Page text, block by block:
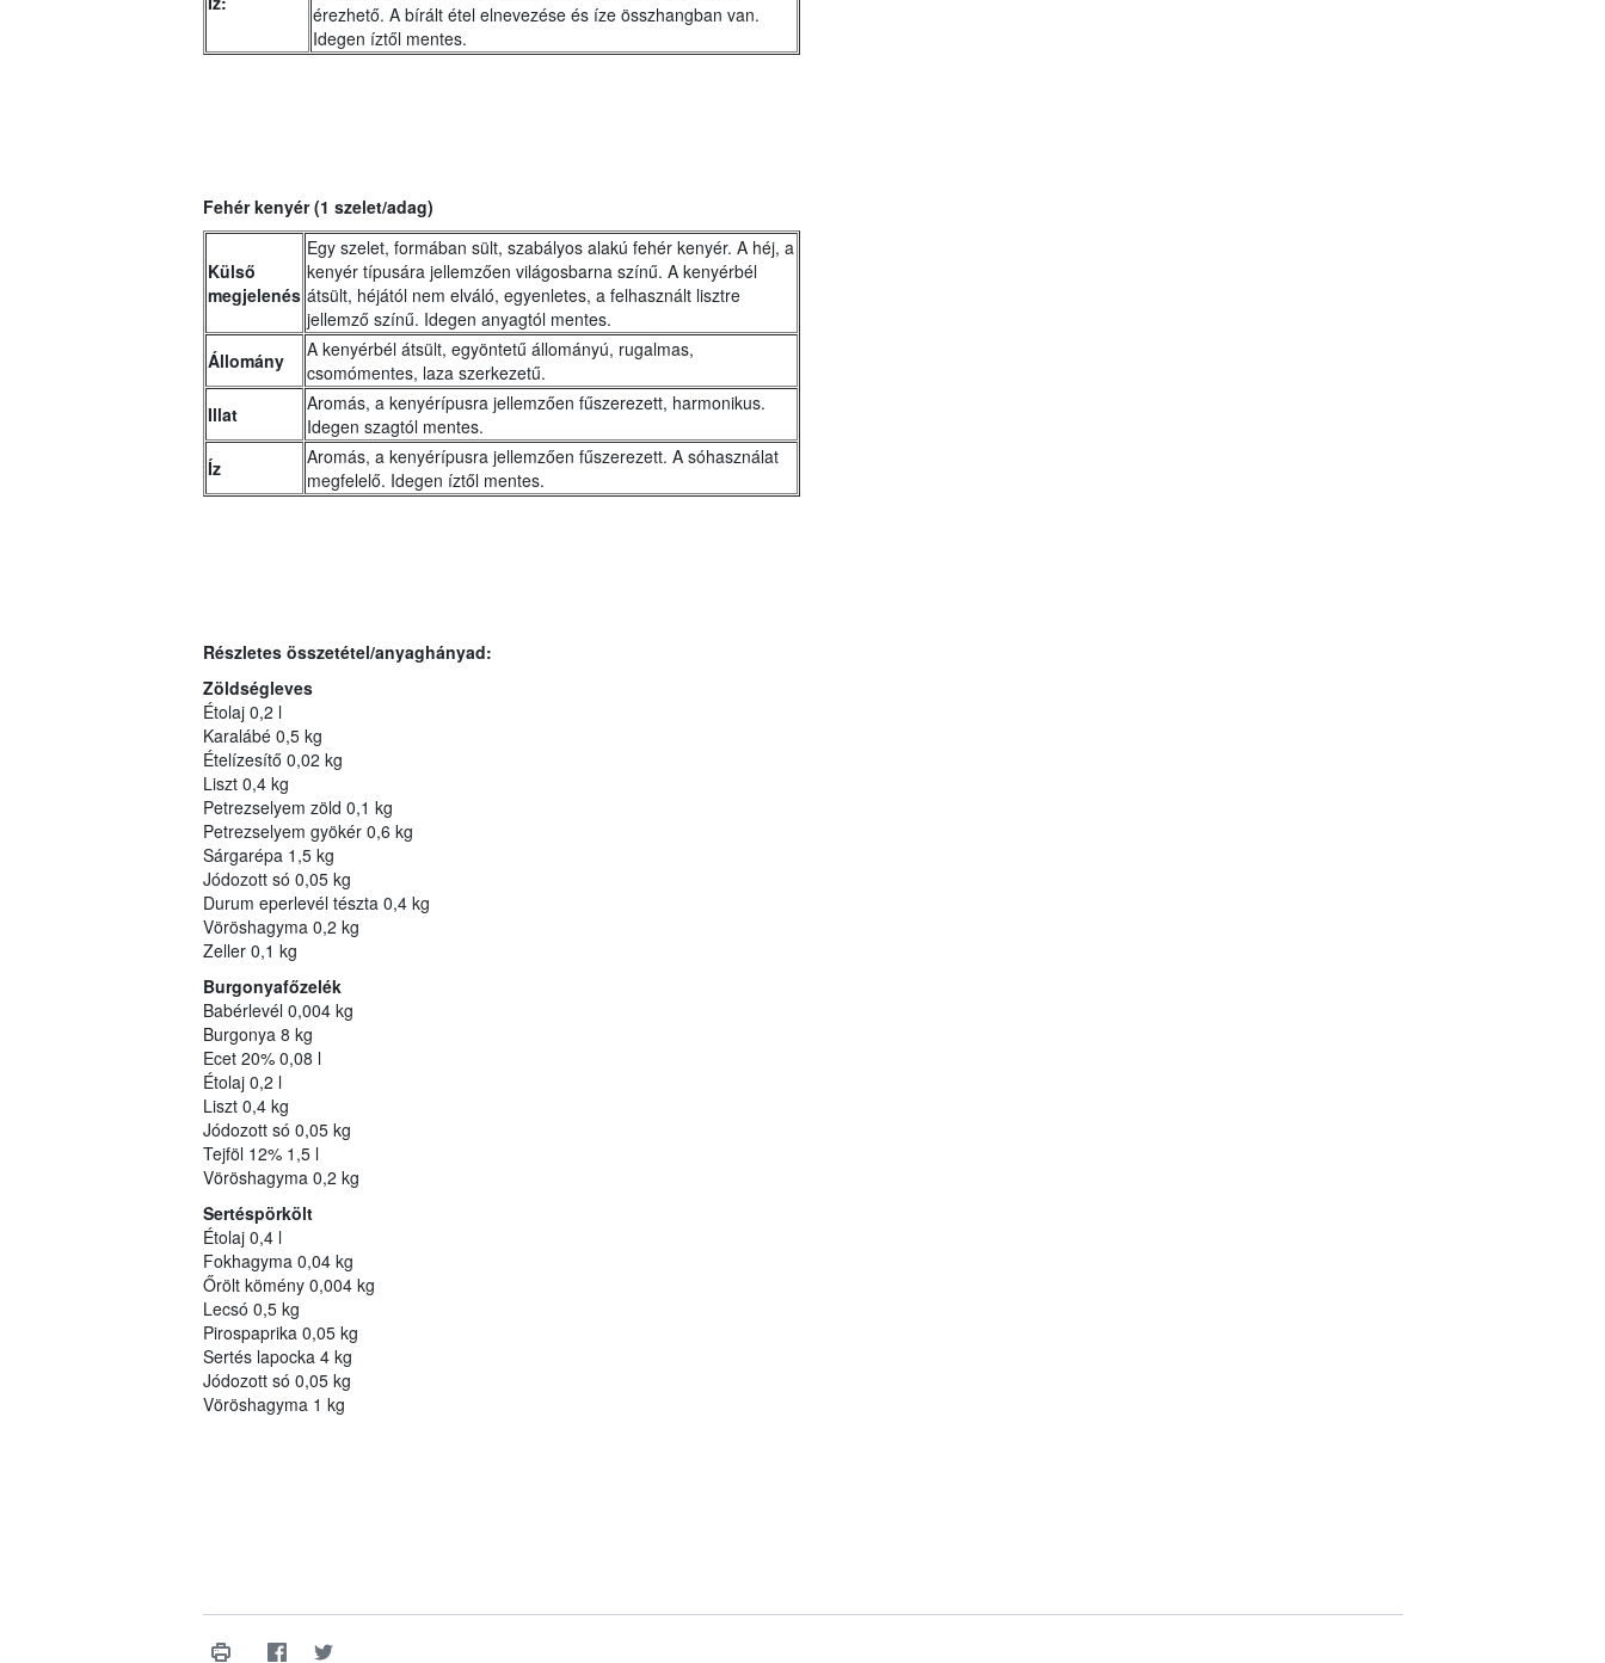
érezhető. A bírált étel elnevezése és íze összhangban van.
Idegen íztől mentes.
Fehér kenyér (1 szelet/adag)
Külső
megjelenés
Egy szelet, formában sült, szabályos alakú fehér kenyér. A héj, a
kenyér típusára jellemzően világosbarna színű. A kenyérbél
átsült, héjától nem elváló, egyenletes, a felhasznált lisztre
jellemző színű. Idegen anyagtól mentes.
Állomány
A kenyérbél átsült, egyöntetű állományú, rugalmas,
csomómentes, laza szerkezetű.
Illat
Aromás, a kenyérípusra jellemzően fűszerezett, harmonikus.
Idegen szagtól mentes.
Íz
Aromás, a kenyérípusra jellemzően fűszerezett. A sóhasználat
megfelelő. Idegen íztől mentes.
Részletes összetétel/anyaghányad:
Zöldségleves
Étolaj 0,2 l
Karalábé 0,5 kg
Ételízesítő 0,02 kg
Liszt 0,4 kg
Petrezselyem zöld 0,1 kg
Petrezselyem gyökér 0,6 kg
Sárgarépa 1,5 kg
Jódozott só 0,05 kg
Durum eperlevél tészta 0,4 kg
Vöröshagyma 0,2 kg
Zeller 0,1 kg
Burgonyafőzelék
Babérlevél 0,004 kg
Burgonya 8 kg
Ecet 20% 0,08 l
Étolaj 0,2 l
Liszt 0,4 kg
Jódozott só 0,05 kg
Tejföl 12% 1,5 l
Vöröshagyma 0,2 kg
Sertéspörkölt
Étolaj 0,4 l
Fokhagyma 0,04 kg
Őrölt kömény 0,004 kg
Lecsó 0,5 kg
Pirospaprika 0,05 kg
Sertés lapocka 4 kg
Jódozott só 0,05 kg
Vöröshagyma 1 kg